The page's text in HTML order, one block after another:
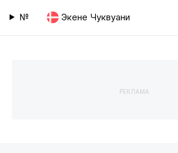
№ Экене Чуквуани
РЕКЛАМА